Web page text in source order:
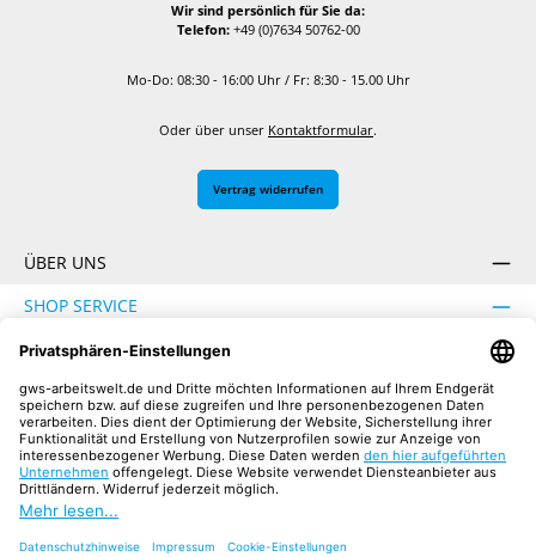
Wir sind persönlich für Sie da:
Telefon:+49 (0)7634 50762-00
Mo-Do: 08:30 - 16:00 Uhr / Fr: 8:30 - 15.00 Uhr
Oder über unser Kontaktformular.
Vertrag widerrufen
ÜBER UNS
SHOP SERVICE
INFORMATION
SICHER EINKAUFEN
UNSERE COMMUNITIES
FacebookInstagramYouTube